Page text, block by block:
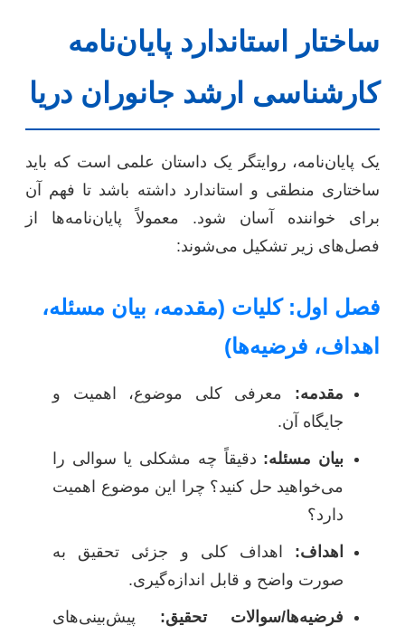
ساختار استاندارد پایان‌نامه
کارشناسی ارشد جانوران دریا
یک پایان‌نامه، روایتگر یک داستان علمی است که باید
ساختاری منطقی و استاندارد داشته باشد تا فهم آن
برای خواننده آسان شود. معمولاً پایان‌نامه‌ها از
فصل‌های زیر تشکیل می‌شوند:
فصل اول: کلیات (مقدمه، بیان مسئله،
اهداف، فرضیه‌ها)
مقدمه: معرفی کلی موضوع، اهمیت و
جایگاه آن.
بیان مسئله: دقیقاً چه مشکلی یا سوالی را
می‌خواهید حل کنید؟ چرا این موضوع اهمیت
دارد؟
اهداف: اهداف کلی و جزئی تحقیق به
صورت واضح و قابل اندازه‌گیری.
فرضیه‌ها/سوالات تحقیق: پیش‌بینی‌های